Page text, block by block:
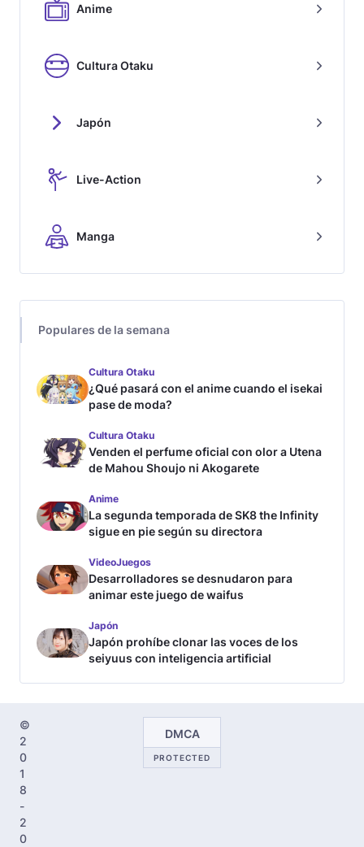
Anime
Cultura Otaku
Japón
Live-Action
Manga
Populares de la semana
Cultura Otaku
¿Qué pasará con el anime cuando el isekai
pase de moda?
Cultura Otaku
Venden el perfume oficial con olor a Utena
de Mahou Shoujo ni Akogarete
Anime
La segunda temporada de SK8 the Infinity
sigue en pie según su directora
VideoJuegos
Desarrolladores se desnudaron para
animar este juego de waifus
Japón
Japón prohíbe clonar las voces de los
seiyuus con inteligencia artificial
©
2
0
1
8
-
2
0
DMCA
PROTECTED